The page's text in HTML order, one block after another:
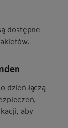
dostępne
dzień łączą
aby